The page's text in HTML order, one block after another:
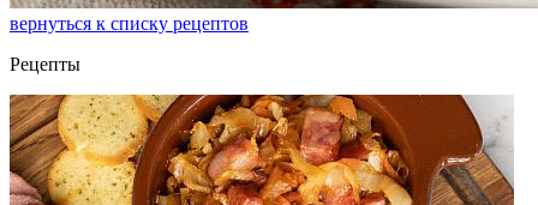
вернуться к списку рецептов
Рецепты